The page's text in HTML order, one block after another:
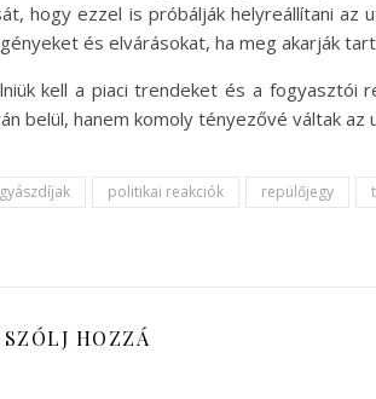
hogy ezzel is próbálják helyreállítani az
és elvárásokat, ha meg akarják
kell a piaci trendeket és a fogyasztói
belül, hanem komoly tényezővé váltak az
politikai reakciók repülőjegy
SZÓLJ HOZZÁ